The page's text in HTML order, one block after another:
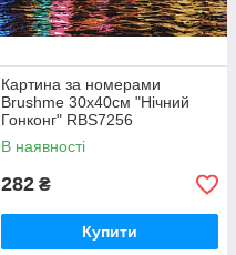
Картина за номерами
Brushme 30x40см "Нічний
Гонконг" RBS7256
В наявності
282 ₴
Купити